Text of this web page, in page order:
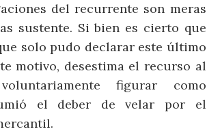
del recurrente son meras
sustente. Si bien es cierto que
solo pudo declarar este último
motivo, desestima el recurso al
figurar como
el deber de velar por el